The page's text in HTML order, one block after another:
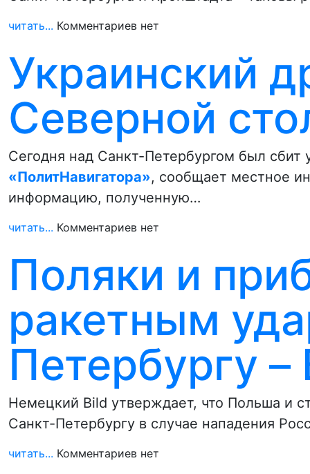
читать... Комментариев нет
Украинский
Северной
Сегодня над Санкт-Петербургом был
«ПолитНавигатора», сообщает местное
информацию, полученную…
читать... Комментариев нет
Поляки и
ракетным
Петербургу –
Немецкий Bild утверждает, что Польша и
Санкт-Петербургу в случае нападения
читать... Комментариев нет